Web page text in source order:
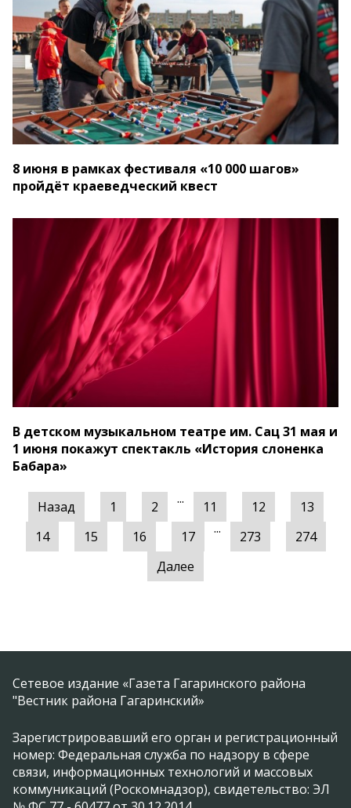
8 июня в рамках фестиваля «10 000 шагов»
пройдёт краеведческий квест
В детском музыкальном театре им. Сац 31 мая и
1 июня покажут спектакль «История слоненка
Бабара»
Назад 1 2 ... 11 12
13
14
15 16 17 ... 273
274
Далее
Сетевое издание «Газета Гагаринского района
"Вестник района Гагаринский»
Зарегистрировавший его орган и регистрационный
номер: Федеральная служба по надзору в сфере
связи, информационных технологий и массовых
коммуникаций (Роскомнадзор), свидетельство: ЭЛ